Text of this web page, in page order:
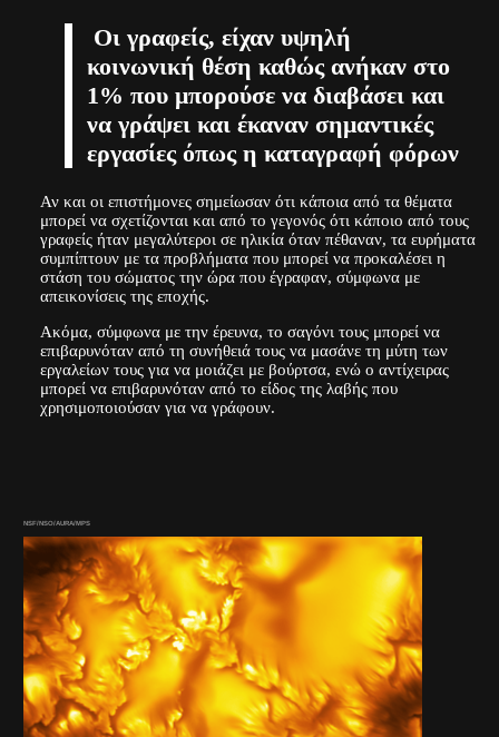
Οι γραφείς, είχαν υψηλή
κοινωνική θέση καθώς ανήκαν στο
1% που μπορούσε να διαβάσει και
να γράψει και έκαναν σημαντικές
εργασίες όπως η καταγραφή φόρων
Αν και οι επιστήμονες σημείωσαν ότι κάποια από τα θέματα
μπορεί να σχετίζονται και από το γεγονός ότι κάποιο από τους
γραφείς ήταν μεγαλύτεροι σε ηλικία όταν πέθαναν, τα ευρήματα
συμπίπτουν με τα προβλήματα που μπορεί να προκαλέσει η
στάση του σώματος την ώρα που έγραφαν, σύμφωνα με
απεικονίσεις της εποχής.
Ακόμα, σύμφωνα με την έρευνα, το σαγόνι τους μπορεί να
επιβαρυνόταν από τη συνήθειά τους να μασάνε τη μύτη των
εργαλείων τους για να μοιάζει με βούρτσα, ενώ ο αντίχειρας
μπορεί να επιβαρυνόταν από το είδος της λαβής που
χρησιμοποιούσαν για να γράφουν.
NSF/NSO/AURA/MPS